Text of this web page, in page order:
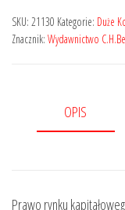
SKU: 21130 Kategorie: Duże
Znacznik: Wydawnictwo
OPIS
Prawo rynku